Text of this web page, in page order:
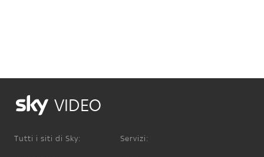
VIDEO
Tutti i siti di Sky: Servizi: